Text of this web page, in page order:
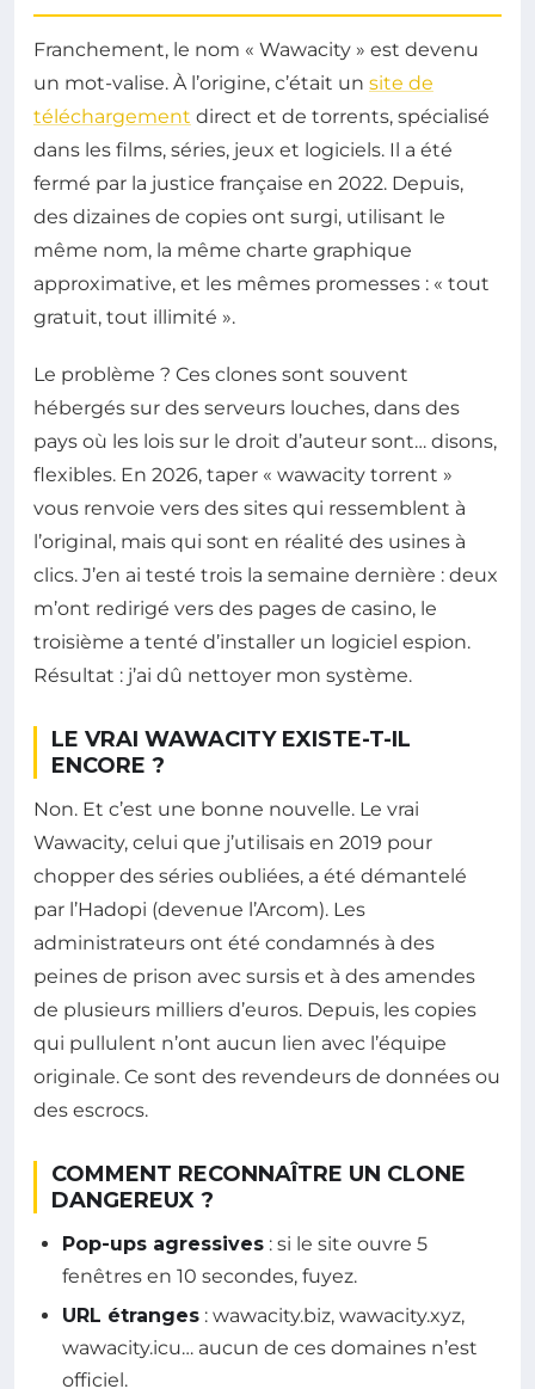
Franchement, le nom « Wawacity » est devenu
un mot-valise. À l’origine, c’était un site de
téléchargement direct et de torrents, spécialisé
dans les films, séries, jeux et logiciels. Il a été
fermé par la justice française en 2022. Depuis,
des dizaines de copies ont surgi, utilisant le
même nom, la même charte graphique
approximative, et les mêmes promesses : « tout
gratuit, tout illimité ».
Le problème ? Ces clones sont souvent
hébergés sur des serveurs louches, dans des
pays où les lois sur le droit d’auteur sont… disons,
flexibles. En 2026, taper « wawacity torrent »
vous renvoie vers des sites qui ressemblent à
l’original, mais qui sont en réalité des usines à
clics. J’en ai testé trois la semaine dernière : deux
m’ont redirigé vers des pages de casino, le
troisième a tenté d’installer un logiciel espion.
Résultat : j’ai dû nettoyer mon système.
LE VRAI WAWACITY EXISTE-T-IL
ENCORE ?
Non. Et c’est une bonne nouvelle. Le vrai
Wawacity, celui que j’utilisais en 2019 pour
chopper des séries oubliées, a été démantelé
par l’Hadopi (devenue l’Arcom). Les
administrateurs ont été condamnés à des
peines de prison avec sursis et à des amendes
de plusieurs milliers d’euros. Depuis, les copies
qui pullulent n’ont aucun lien avec l’équipe
originale. Ce sont des revendeurs de données ou
des escrocs.
COMMENT RECONNAÎTRE UN CLONE
DANGEREUX ?
Pop-ups agressives : si le site ouvre 5
fenêtres en 10 secondes, fuyez.
URL étranges : wawacity.biz, wawacity.xyz,
wawacity.icu… aucun de ces domaines n’est
officiel.